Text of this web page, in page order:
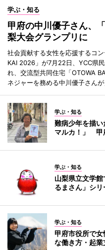
学ぶ・知る
甲府の中川優子さん、
梨大会グランプリに
社会貢献する女性を応援するコ
KAI 2026」が7月22日、YCC県
れ、交流型共同住宅「OTOWA
ネジャーを務める中川優子さんが
学ぶ・知る
難病少年を描
マルカ！」 甲
学ぶ・知る
山梨県立文学
るまさん」シ
学ぶ・知る
甲府市役所で
な働き方・起業